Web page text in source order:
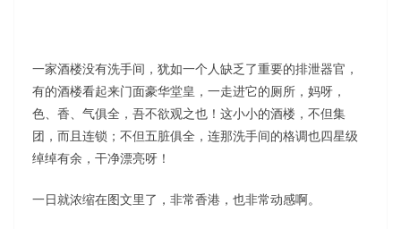
一家酒楼没有洗手间，犹如一个人缺乏了重要的排泄器官，
有的酒楼看起来门面豪华堂皇，一走进它的厕所，妈呀，
色、香、气俱全，吾不欲观之也！这小小的酒楼，不但集
团，而且连锁；不但五脏俱全，连那洗手间的格调也四星级
绰绰有余，干净漂亮呀！
一日就浓缩在图文里了，非常香港，也非常动感啊。